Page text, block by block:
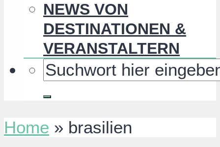
NEWS VON
DESTINATIONEN &
VERANSTALTERN
Home » brasilien